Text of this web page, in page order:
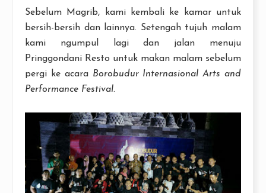
Sebelum Magrib, kami kembali ke kamar untuk
bersih-bersih dan lainnya. Setengah tujuh malam
kami ngumpul lagi dan jalan menuju
Pringgondani Resto untuk makan malam sebelum
pergi ke acara Borobudur Internasional Arts and
Performance Festival.